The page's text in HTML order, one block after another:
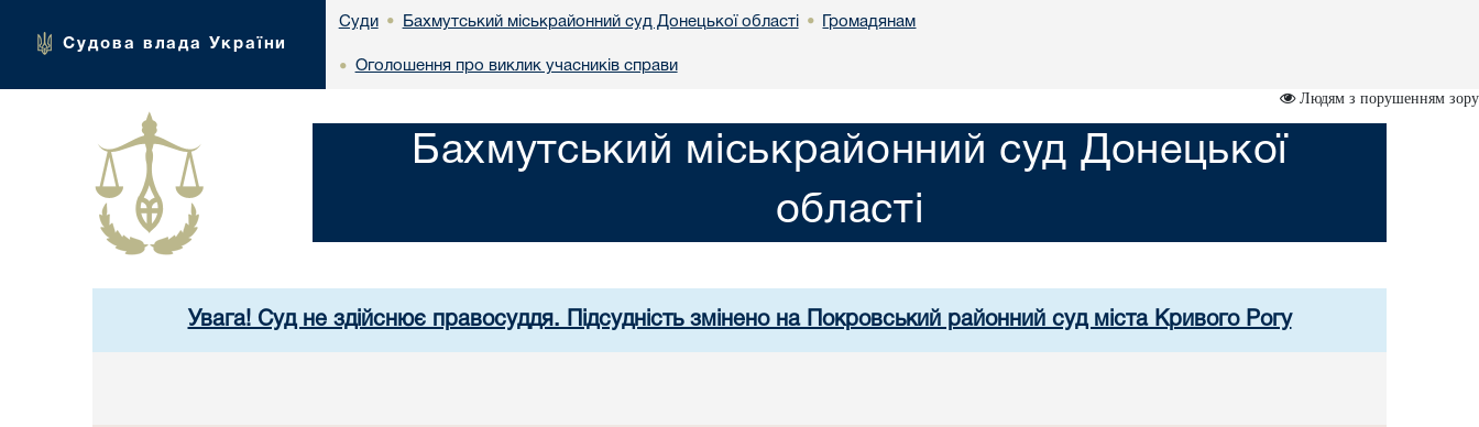
Судова влада України
Суди • Бахмутський міськрайонний суд Донецької області • Громадянам
• Оголошення про виклик учасників справи
Людям з порушенням зору
Бахмутський міськрайонний суд Донецької
області
Увага! Суд не здійснює правосуддя. Підсудність змінено на Покровський районний суд міста Кривого Рогу